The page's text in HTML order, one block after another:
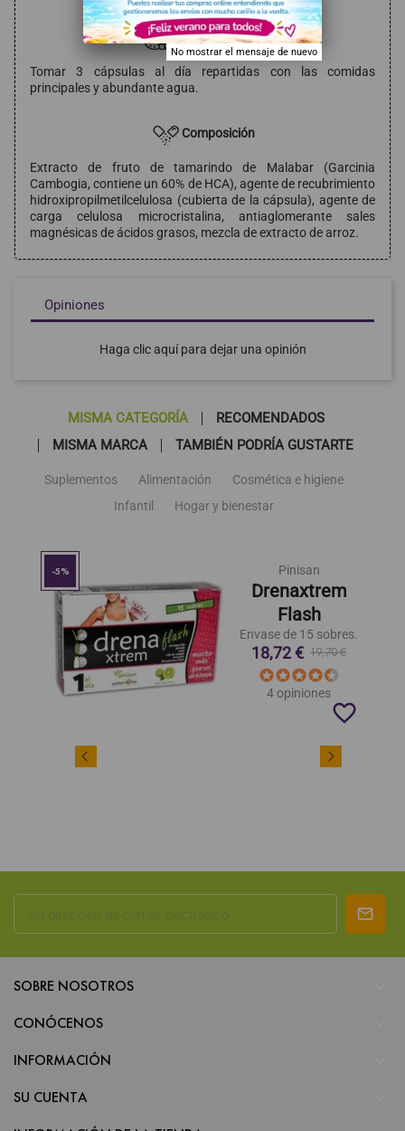
Modo de empleo
Tomar 3 cápsulas al día repartidas con las comidas
principales y abundante agua.
Composición
Extracto de fruto de tamarindo de Malabar (Garcinia
Cambogia, contiene un 60% de HCA), agente de recubrimiento
hidroxipropilmetilcelulosa (cubierta de la cápsula), agente de
carga celulosa microcristalina, antiaglomerante sales
magnésicas de ácidos grasos, mezcla de extracto de arroz.
Opiniones
Haga clic aquí para dejar una opinión
MISMA CATEGORÍA
RECOMENDADOS
MISMA MARCA
TAMBIÉN PODRÍA GUSTARTE
Suplementos Alimentación
Cosmética e higiene
Infantil
Hogar y bienestar
-5% Pinisan
Drenaxtrem
Flash
Envase de 15 sobres.
18,72 € 19,70 €
4 opiniones
favorite_border
SOBRE NOSOTROS
CONÓCENOS
INFORMACIÓN
SU CUENTA
No mostrar el mensaje de nuevo